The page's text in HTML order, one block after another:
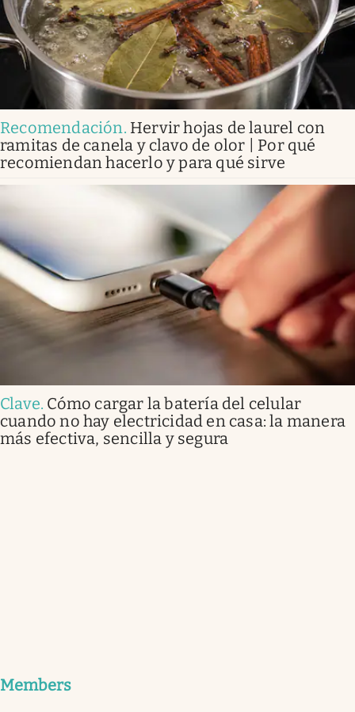
Recomendación. Hervir hojas de laurel con
ramitas de canela y clavo de olor | Por qué
recomiendan hacerlo y para qué sirve
Clave. Cómo cargar la batería del celular
cuando no hay electricidad en casa: la manera
más efectiva, sencilla y segura
Members